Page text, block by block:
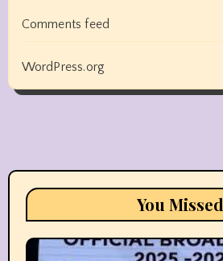
Comments feed
WordPress.org
You Missed